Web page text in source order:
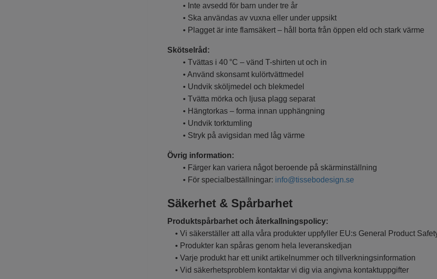
• Inte avsedd för barn under tre år
• Ska användas av vuxna eller under uppsikt
• Plagget är inte flamsäkert – håll borta från öppen eld och stark värme
Skötselråd:
• Tvättas i 40 °C – vänd T-shirten ut och in
• Använd skonsamt kulörtvättmedel
• Undvik sköljmedel och blekmedel
• Tvätta mörka och ljusa plagg separat
• Hängtorkas – forma innan upphängning
• Undvik torktumling
• Stryk på avigsidan med låg värme
Övrig information:
• Färger kan variera något beroende på skärminställning
• För specialbeställningar: info@tissebodesign.se
Säkerhet & Spårbarhet
Produktspårbarhet och återkallningspolicy:
• Vi säkerställer att alla våra produkter uppfyller EU:s General Product
• Produkter kan spåras genom hela leveranskedjan
• Varje produkt har ett unikt artikelnummer och tillverkningsinformation
• Vid säkerhetsproblem kontaktar vi dig via angivna kontaktuppgifter